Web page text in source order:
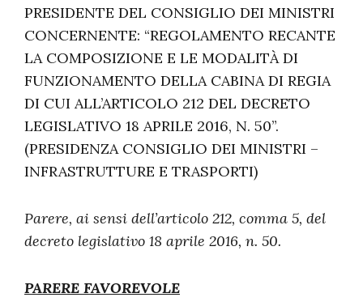
PRESIDENTE DEL CONSIGLIO DEI MINISTRI
CONCERNENTE: “REGOLAMENTO RECANTE
LA COMPOSIZIONE E LE MODALITÀ DI
FUNZIONAMENTO DELLA CABINA DI REGIA
DI CUI ALL’ARTICOLO 212 DEL DECRETO
LEGISLATIVO 18 APRILE 2016, N. 50”.
(PRESIDENZA CONSIGLIO DEI MINISTRI –
INFRASTRUTTURE E TRASPORTI)
Parere, ai sensi dell’articolo 212, comma 5, del
decreto legislativo 18 aprile 2016, n. 50.
PARERE FAVOREVOLE